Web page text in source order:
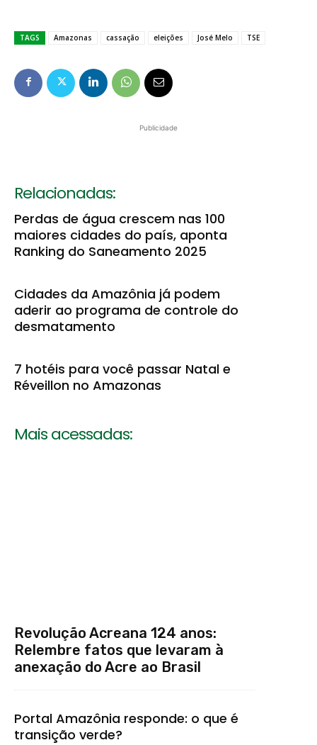
TAGS Amazonas cassação eleições José Melo TSE
Publicidade
Relacionadas:
Perdas de água crescem nas 100
maiores cidades do país, aponta
Ranking do Saneamento 2025
Cidades da Amazônia já podem
aderir ao programa de controle do
desmatamento
7 hotéis para você passar Natal e
Réveillon no Amazonas
Mais acessadas:
Revolução Acreana 124 anos:
Relembre fatos que levaram à
anexação do Acre ao Brasil
Portal Amazônia responde: o que é
transição verde?